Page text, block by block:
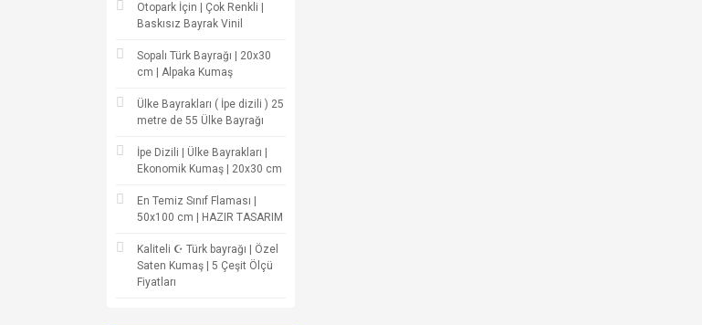
Otopark İçin | Çok Renkli |
Baskısız Bayrak Vinil
Sopalı Türk Bayrağı | 20x30
cm | Alpaka Kumaş
Ülke Bayrakları ( İpe dizili ) 25
metre de 55 Ülke Bayrağı
İpe Dizili | Ülke Bayrakları |
Ekonomik Kumaş | 20x30 cm
En Temiz Sınıf Flaması |
50x100 cm | HAZIR TASARIM
Kaliteli ☪ Türk bayrağı | Özel
Saten Kumaş | 5 Çeşit Ölçü
Fiyatları